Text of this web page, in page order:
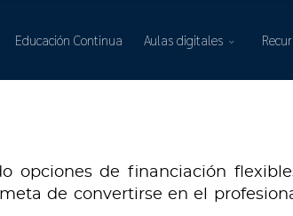
Educación Continua Aulas digitales
opciones de financiación
de convertirse en el